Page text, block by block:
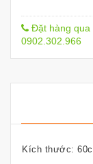
Đặt hàng qua
0902.302.966
Kích thước: